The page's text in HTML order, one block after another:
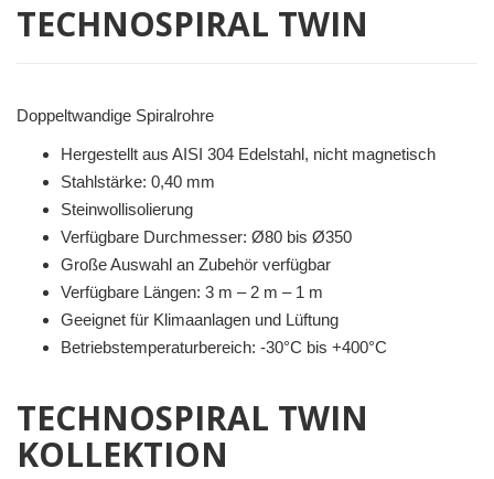
TECHNOSPIRAL TWIN
Doppeltwandige Spiralrohre
Hergestellt aus AISI 304 Edelstahl, nicht magnetisch
Stahlstärke: 0,40 mm
Steinwollisolierung
Verfügbare Durchmesser: Ø80 bis Ø350
Große Auswahl an Zubehör verfügbar
Verfügbare Längen: 3 m – 2 m – 1 m
Geeignet für Klimaanlagen und Lüftung
Betriebstemperaturbereich: -30°C bis +400°C
TECHNOSPIRAL TWIN
KOLLEKTION